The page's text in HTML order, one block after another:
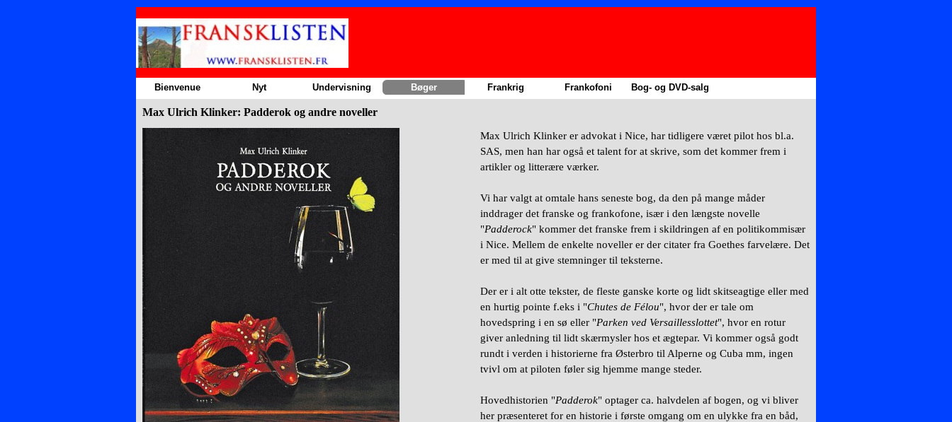
Sauter le menu
Bienvenue Nyt ▼
Undervisning ▼
Bøger ▼
Frankrig ▼
Frankofoni ▼
Bog- og DVD-salg
Max Ulrich Klinker: Padderok og andre noveller
Max Ulrich Klinker er advokat i Nice, har tidligere været pilot hos bl.a.
SAS, men han har også et talent for at skrive, som det kommer frem i
artikler og litterære værker.
Vi har valgt at omtale hans seneste bog, da den på mange måder
inddrager det franske og frankofone, især i den længste novelle
"Padderock" kommer det franske frem i skildringen af en politikommisær
i Nice. Mellem de enkelte noveller er der citater fra Goethes farvelære. Det
er med til at give stemninger til teksterne.
Der er i alt otte tekster, de fleste ganske korte og lidt skitseagtige eller med
en hurtig pointe f.eks i "Chutes de Félou", hvor der er tale om
hovedspring i en sø eller "Parken ved Versaillesslottet", hvor en rotur
giver anledning til lidt skærmysler hos et ægtepar. Vi kommer også godt
rundt i verden i historierne fra Østerbro til Alperne og Cuba mm, ingen
tvivl om at piloten føler sig hjemme mange steder.
Hovedhistorien "Padderok" optager ca. halvdelen af bogen, og vi bliver
her præsenteret for en historie i første omgang om en ulykke fra en båd,